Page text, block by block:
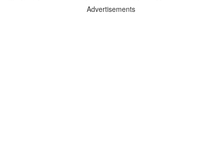
Advertisements